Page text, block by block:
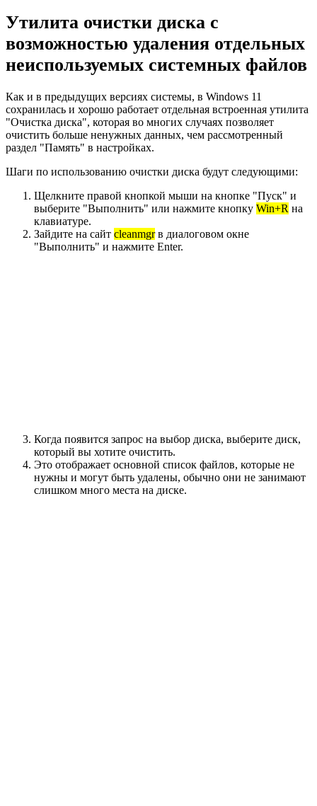
Утилита очистки диска с
возможностью удаления отдельных
неиспользуемых системных файлов
Как и в предыдущих версиях системы, в Windows 11
сохранилась и хорошо работает отдельная встроенная утилита
"Очистка диска", которая во многих случаях позволяет
очистить больше ненужных данных, чем рассмотренный
раздел "Память" в настройках.
Шаги по использованию очистки диска будут следующими:
Щелкните правой кнопкой мыши на кнопке "Пуск" и
выберите "Выполнить" или нажмите кнопку Win+R на
клавиатуре.
Зайдите на сайт cleanmgrв диалоговом окне
"Выполнить" и нажмите Enter.
Когда появится запрос на выбор диска, выберите диск,
который вы хотите очистить.
Это отображает основной список файлов, которые не
нужны и могут быть удалены, обычно они не занимают
слишком много места на диске.